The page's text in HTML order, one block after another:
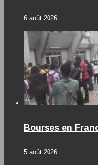
6 août 2026
Bourses en
5 août 2026